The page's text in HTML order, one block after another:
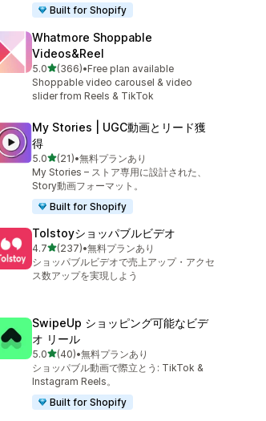
Built for Shopify
Whatmore Shoppable
Videos&Reel
5.05つ星中
(366)
合計レビュー数：366件
•Free plan available
Shoppable video carousel & video
slider from Reels & TikTok
My Stories | UGC動画とリード獲
得
5.05つ星中
(21)
合計レビュー数：21件
•無料プランあり
My Stories – ストア専用に設計された、
Story動画フォーマット。
Built for Shopify
Tolstoyショッパブルビデオ
4.75つ星中
(237)
合計レビュー数：237件
•無料プランあり
ショッパブルビデオで売上アップ・アクセ
ス数アップを実現しよう
SwipeUp ショッピング可能なビデ
オ リール
5.05つ星中
(40)
合計レビュー数：40件
•無料プランあり
ショッパブル動画で際立とう: TikTok &
Instagram Reels。
Built for Shopify